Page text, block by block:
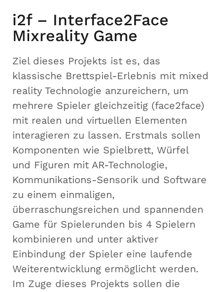
i2f – Interface2Face
Mixreality Game
Ziel dieses Projekts ist es, das
klassische Brettspiel-Erlebnis mit mixed
reality Technologie anzureichern, um
mehrere Spieler gleichzeitig (face2face)
mit realen und virtuellen Elementen
interagieren zu lassen. Erstmals sollen
Komponenten wie Spielbrett, Würfel
und Figuren mit AR-Technologie,
Kommunikations-Sensorik und Software
zu einem einmaligen,
überraschungsreichen und spannenden
Game für Spielerunden bis 4 Spielern
kombinieren und unter aktiver
Einbindung der Spieler eine laufende
Weiterentwicklung ermöglicht werden.
Im Zuge dieses Projekts sollen die